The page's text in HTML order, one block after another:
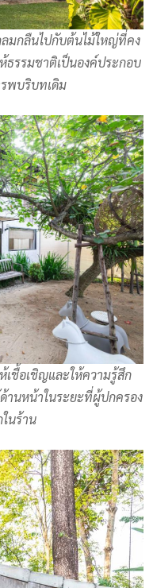
ลมกลืนไปกับต้นไม้ใหญ่ที่คง
ธรรมชาติเป็นองค์ประกอบ
พบริบทเดิม
เชื้อเชิญและให้ความรู้สึก
านหน้าในระยะที่ผู้ปกครอง
นร้าน